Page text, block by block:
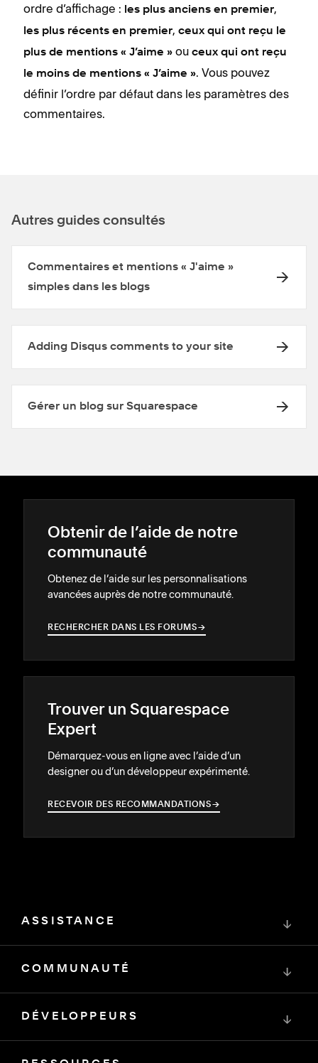
ordre d’affichage : les plus anciens en premier,
les plus récents en premier, ceux qui ont reçu le
plus de mentions « J’aime » ou ceux qui ont reçu
le moins de mentions « J’aime ». Vous pouvez
définir l’ordre par défaut dans les paramètres des
commentaires.
Autres guides consultés
Commentaires et mentions « J'aime »
simples dans les blogs
Adding Disqus comments to your site
Gérer un blog sur Squarespace
Obtenir de l’aide de notre
communauté
Obtenez de l’aide sur les personnalisations
avancées auprès de notre communauté.
RECHERCHER DANS LES FORUMS→
→
Trouver un Squarespace
Expert
Démarquez-vous en ligne avec l’aide d’un
designer ou d’un développeur expérimenté.
RECEVOIR DES RECOMMANDATIONS→
→
ASSISTANCE ↓
COMMUNAUTÉ ↓
DÉVELOPPEURS ↓